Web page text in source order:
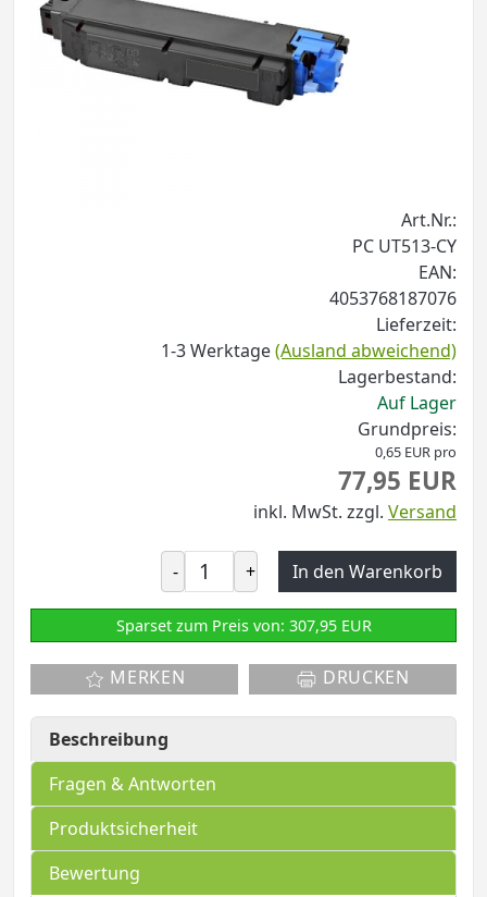
Art.Nr.:
PC UT513-CY
EAN:
4053768187076
Lieferzeit:
1-3 Werktage(Ausland abweichend)
Lagerbestand:
Auf Lager
Grundpreis:
0,65 EUR pro
77,95 EUR
inkl. MwSt. zzgl. Versand
- + In den Warenkorb
Sparset zum Preis von: 307,95 EUR
MERKEN DRUCKEN
Beschreibung
Fragen & Antworten
Produktsicherheit
Bewertung